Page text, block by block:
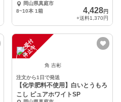
岡山県真庭市
8~10本 1箱
4,428円
+送料1,370円
注
文
受
付
停
止
中
角 吉彬
注文から1日で発送
【化学肥料不使用】白いとうもろ
こし ピュアホワイトSP